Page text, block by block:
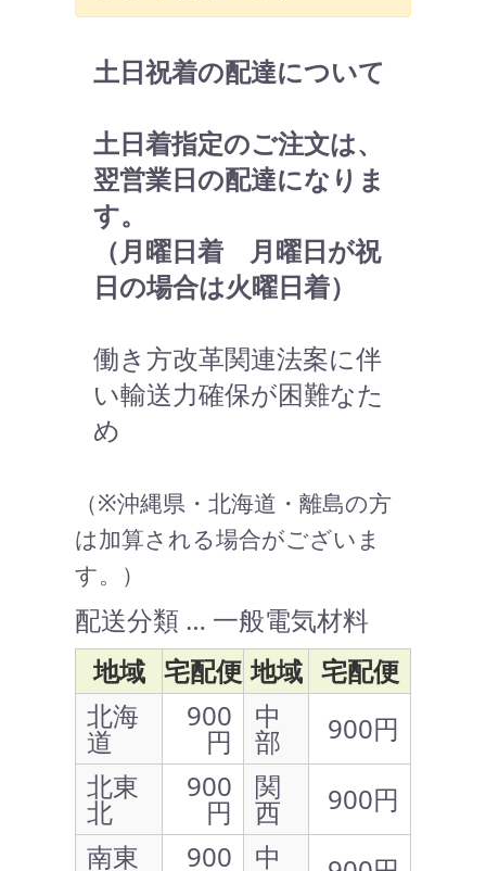
土日祝着の配達について
土日着指定のご注文は、
翌営業日の配達になりま
す。
（月曜日着 月曜日が祝
日の場合は火曜日着）
働き方改革関連法案に伴
い輸送力確保が困難なた
め
（※沖縄県・北海道・離島の方
は加算される場合がございま
す。）
配送分類 … 一般電気材料
地域 宅配便 地域 宅配便
北海
道
900
円
中
部
900円
北東
北
900
円
関
西
900円
南東
900 中